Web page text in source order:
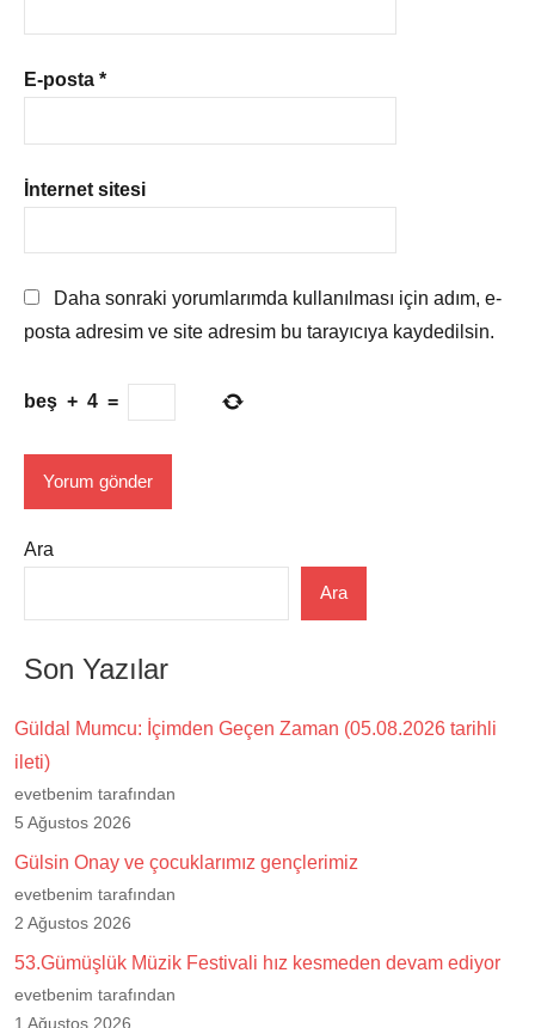
E-posta *
İnternet sitesi
Daha sonraki yorumlarımda kullanılması için adım, e-
posta adresim ve site adresim bu tarayıcıya kaydedilsin.
beş + 4 =
Ara
Ara
Son Yazılar
Güldal Mumcu: İçimden Geçen Zaman (05.08.2026 tarihli
ileti)
evetbenim tarafından
5 Ağustos 2026
Gülsin Onay ve çocuklarımız gençlerimiz
evetbenim tarafından
2 Ağustos 2026
53.Gümüşlük Müzik Festivali hız kesmeden devam ediyor
evetbenim tarafından
1 Ağustos 2026